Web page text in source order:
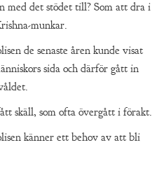
med det stödet till? Som att dra i
munkar.
de senaste åren kunde visat
sida och därför gått in
skäll, som ofta övergått i förakt.
känner ett behov av att bli